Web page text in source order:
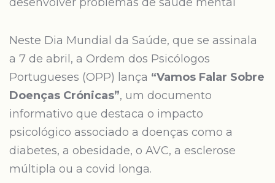
Neste Dia Mundial da Saúde, que se assinala
a 7 de abril, a Ordem dos Psicólogos
Portugueses (OPP) lança “Vamos Falar Sobre
Doenças Crónicas”, um documento
informativo que destaca o impacto
psicológico associado a doenças como a
diabetes, a obesidade, o AVC, a esclerose
múltipla ou a covid longa.